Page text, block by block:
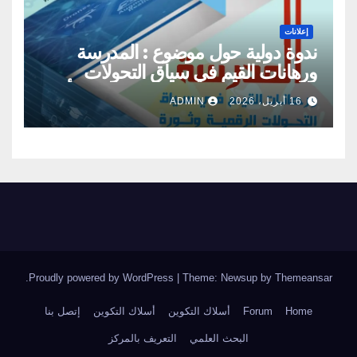
إعلانات
ندوة دولية حول موضوع : المدرسة
ورهانات القيم في سياق التحولات
الرقمية وثورة الذكاء الاصطناعي : الأبعاد
والتحديات
16 أبريل، 2026 ADMIN
Proudly powered by WordPress Theme: Newsup by Themeansar
Home
Forum أسلاك التكوين أسلاك التكوين إتصل بنا
البحث العلمي التعريف بالمركز